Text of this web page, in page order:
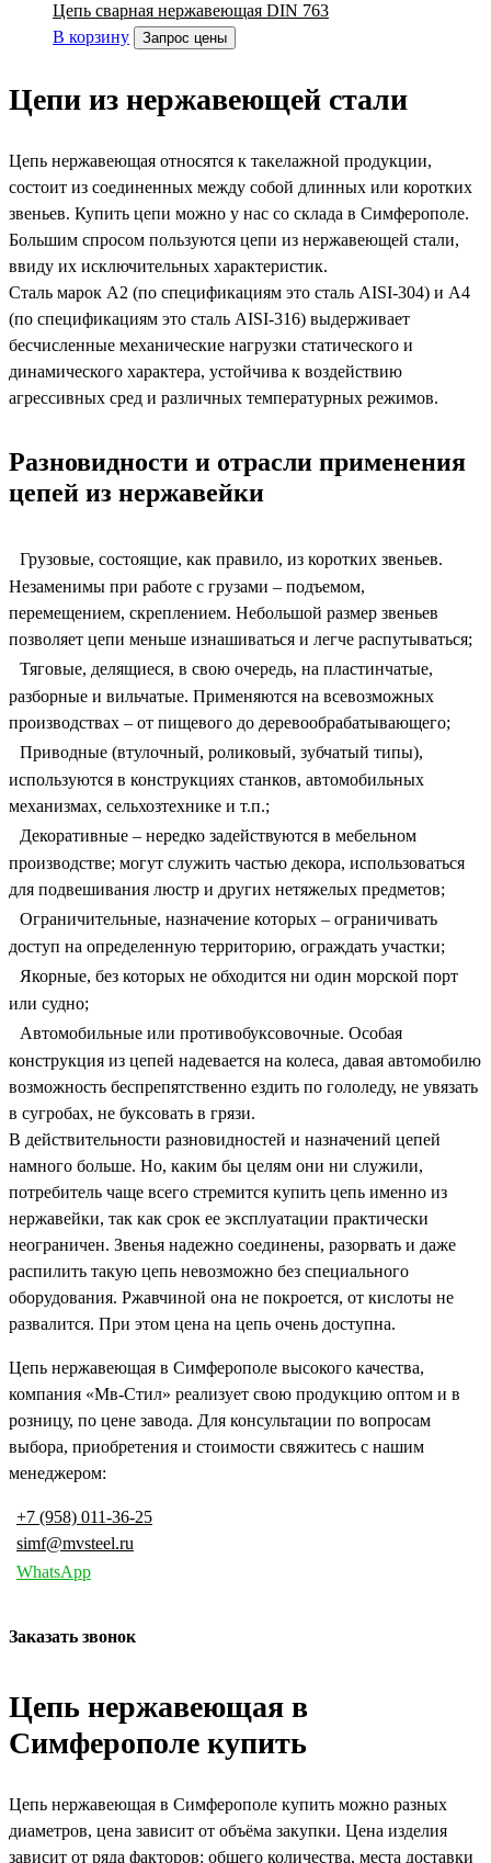
Цепь сварная нержавеющая DIN 763
В корзину
Запрос цены
Цепи из нержавеющей стали
Цепь нержавеющая относятся к такелажной продукции,
состоит из соединенных между собой длинных или коротких
звеньев. Купить цепи можно у нас со склада в Симферополе.
Большим спросом пользуются цепи из нержавеющей стали,
ввиду их исключительных характеристик.
Сталь марок А2 (по спецификациям это сталь AISI-304) и А4
(по спецификациям это сталь AISI-316) выдерживает
бесчисленные механические нагрузки статического и
динамического характера, устойчива к воздействию
агрессивных сред и различных температурных режимов.
Разновидности и отрасли применения
цепей из нержавейки
Грузовые, состоящие, как правило, из коротких звеньев.
Незаменимы при работе с грузами – подъемом,
перемещением, скреплением. Небольшой размер звеньев
позволяет цепи меньше изнашиваться и легче распутываться;
Тяговые, делящиеся, в свою очередь, на пластинчатые,
разборные и вильчатые. Применяются на всевозможных
производствах – от пищевого до деревообрабатывающего;
Приводные (втулочный, роликовый, зубчатый типы),
используются в конструкциях станков, автомобильных
механизмах, сельхозтехнике и т.п.;
Декоративные – нередко задействуются в мебельном
производстве; могут служить частью декора, использоваться
для подвешивания люстр и других нетяжелых предметов;
Ограничительные, назначение которых – ограничивать
доступ на определенную территорию, ограждать участки;
Якорные, без которых не обходится ни один морской порт
или судно;
Автомобильные или противобуксовочные. Особая
конструкция из цепей надевается на колеса, давая автомобилю
возможность беспрепятственно ездить по гололеду, не увязать
в сугробах, не буксовать в грязи.
В действительности разновидностей и назначений цепей
намного больше. Но, каким бы целям они ни служили,
потребитель чаще всего стремится купить цепь именно из
нержавейки, так как срок ее эксплуатации практически
неограничен. Звенья надежно соединены, разорвать и даже
распилить такую цепь невозможно без специального
оборудования. Ржавчиной она не покроется, от кислоты не
развалится. При этом цена на цепь очень доступна.
Цепь нержавеющая в Симферополе высокого качества,
компания «Мв-Стил» реализует свою продукцию оптом и в
розницу, по цене завода. Для консультации по вопросам
выбора, приобретения и стоимости свяжитесь с нашим
менеджером:
+7 (958) 011-36-25
simf@mvsteel.ru
WhatsApp
Заказать звонок
Цепь нержавеющая в
Симферополе купить
Цепь нержавеющая в Симферополе купить можно разных
диаметров, цена зависит от объёма закупки. Цена изделия
зависит от ряда факторов: общего количества, места доставки